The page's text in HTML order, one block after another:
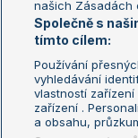
LS Prague Open
Podmínky užití
GDPR a žurnalistika
našich Zásadách
Společně s
tímto cílem:
Používání
vyhledávání
vlastností
zařízení .
a obsahu,